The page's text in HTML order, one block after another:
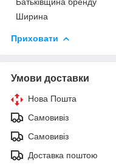
Ширина
Приховати
Умови доставки
Нова Пошта
Самовивіз
Самовивіз
Доставка поштою